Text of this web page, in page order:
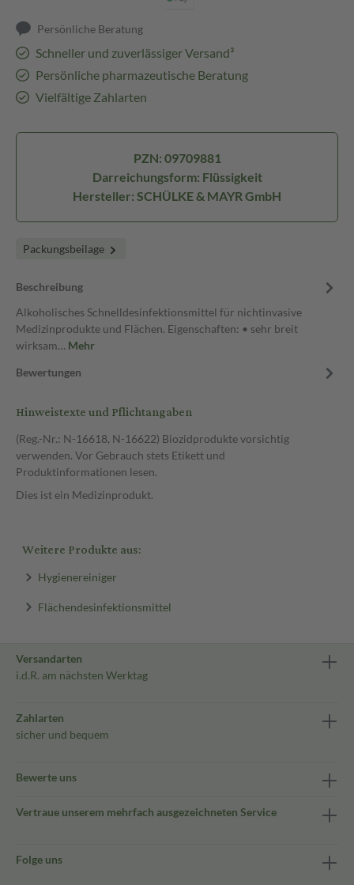
Persönliche Beratung
Schneller und zuverlässiger Versand³
Persönliche pharmazeutische Beratung
Vielfältige Zahlarten
PZN: 09709881
Darreichungsform: Flüssigkeit
Hersteller: SCHÜLKE & MAYR GmbH
Packungsbeilage
Beschreibung
Alkoholisches Schnelldesinfektionsmittel für nichtinvasive
Medizinprodukte und Flächen. Eigenschaften: • sehr breit
wirksam… Mehr
Bewertungen
Hinweistexte und Pflichtangaben
(Reg.-Nr.: N-16618, N-16622) Biozidprodukte vorsichtig
verwenden. Vor Gebrauch stets Etikett und
Produktinformationen lesen.
Dies ist ein Medizinprodukt.
Weitere Produkte aus:
Hygienereiniger
Flächendesinfektionsmittel
Versandarten
i.d.R. am nächsten Werktag
Zahlarten
sicher und bequem
Bewerte uns
Vertraue unserem mehrfach ausgezeichneten Service
Folge uns